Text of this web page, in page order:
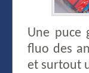
Une puce
fluo des
et surtout